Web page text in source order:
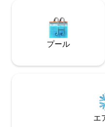
おり、便利な生活体験を提
得な価格、柔軟なサービス
客様に最適な価格を提供す
日の清掃サービスは提供し
料金の値上げを避けること
な場合は、いつでもお問い
けます。詳細な料金情報は
に添付されています。さら
提供する寝具はすべて、衛
プール
エ